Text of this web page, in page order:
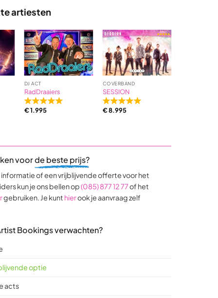
5
on
1
ratings
artiesten
DJ ACT
RadDraaiers
Rated
5,0
5
on
9
ratings
€1.995
COVERBAND
SESSION
Rated
5,0
5
17
ratings
€8.995
voorde beste prijs?
of een vrijblijvende offerte voor het
kun je ons bellen op(085) 877 12 77of het
gebruiken. Je kunt hierook je aanvraag zelf
Bookings verwachten?
optie
acts